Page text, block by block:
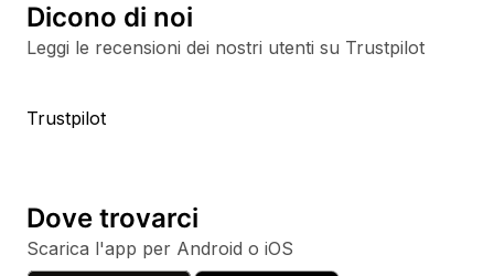
Dicono di noi
Leggi le recensioni dei nostri utenti su Trustpilot
Trustpilot
Dove trovarci
Scarica l'app per Android o iOS